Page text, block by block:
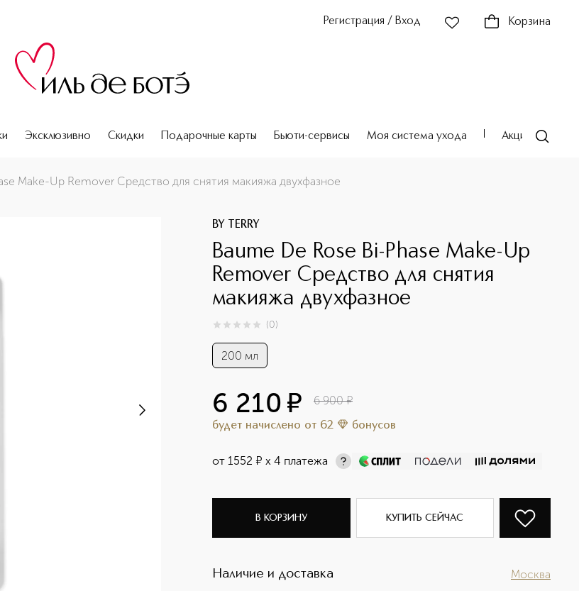
Регистрация / Вход Корзина
Эксклюзивно Скидки Подарочные карты Бьюти-сервисы Моя система ухода Акции
двухфазное
Make-Up Remover Средство для снятия макияжа двухфазное
BY TERRY
Baume De Rose Bi-Phase Make-Up
Remover Средство для снятия
макияжа двухфазное
0из 0 (0)
200 мл
6 210 ¤ 6 900 ¤
будет начислено от 62 бонусов
от 1552 ¤ х 4 платежа
В КОРЗИНУ КУПИТЬ СЕЙЧАС
Наличие и доставка Москва